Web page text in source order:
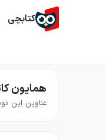
کتابچی
همایون
عناوین این